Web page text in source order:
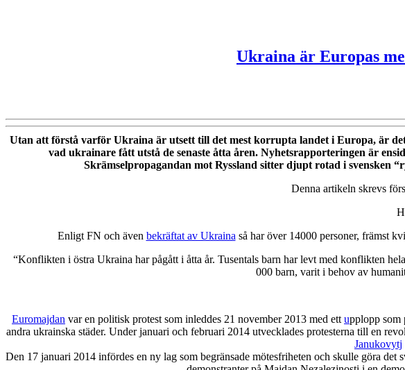
Ukraina är Europas
Utan att förstå varför Ukraina är utsett till det mest korrupta landet i Europa, är
vad ukrainare fått utstå de senaste åtta åren. Nyhetsrapporteringen är
Skrämselpropagandan mot Ryssland sitter djupt rotad i svensken
Denna artikeln skrevs
Enligt FN och även bekräftat av Ukraina så har över 14000 personer, främst
“Konflikten i östra Ukraina har pågått i åtta år. Tusentals barn har levt med konflikten
000 barn, varit i behov av
Euromajdan var en politisk protest som inleddes 21 november 2013 med ett upplopp som
andra ukrainska städer. Under januari och februari 2014 utvecklades protesterna till en
Janukovytj
Den 17 januari 2014 infördes en ny lag som begränsade mötesfriheten och skulle göra